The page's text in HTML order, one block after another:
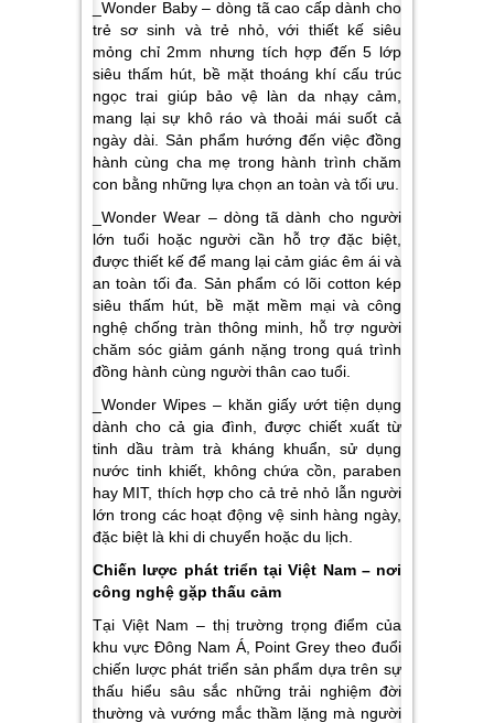
_Wonder Baby – dòng tã cao cấp dành cho
trẻ sơ sinh và trẻ nhỏ, với thiết kế siêu
mỏng chỉ 2mm nhưng tích hợp đến 5 lớp
siêu thấm hút, bề mặt thoáng khí cấu trúc
ngọc trai giúp bảo vệ làn da nhạy cảm,
mang lại sự khô ráo và thoải mái suốt cả
ngày dài. Sản phẩm hướng đến việc đồng
hành cùng cha mẹ trong hành trình chăm
con bằng những lựa chọn an toàn và tối ưu.
_Wonder Wear – dòng tã dành cho người
lớn tuổi hoặc người cần hỗ trợ đặc biệt,
được thiết kế để mang lại cảm giác êm ái và
an toàn tối đa. Sản phẩm có lõi cotton kép
siêu thấm hút, bề mặt mềm mại và công
nghệ chống tràn thông minh, hỗ trợ người
chăm sóc giảm gánh nặng trong quá trình
đồng hành cùng người thân cao tuổi.
_Wonder Wipes – khăn giấy ướt tiện dụng
dành cho cả gia đình, được chiết xuất từ
tinh dầu tràm trà kháng khuẩn, sử dụng
nước tinh khiết, không chứa cồn, paraben
hay MIT, thích hợp cho cả trẻ nhỏ lẫn người
lớn trong các hoạt động vệ sinh hàng ngày,
đặc biệt là khi di chuyển hoặc du lịch.
Chiến lược phát triển tại Việt Nam – nơi
công nghệ gặp thấu cảm
Tại Việt Nam – thị trường trọng điểm của
khu vực Đông Nam Á, Point Grey theo đuổi
chiến lược phát triển sản phẩm dựa trên sự
thấu hiểu sâu sắc những trải nghiệm đời
thường và vướng mắc thầm lặng mà người